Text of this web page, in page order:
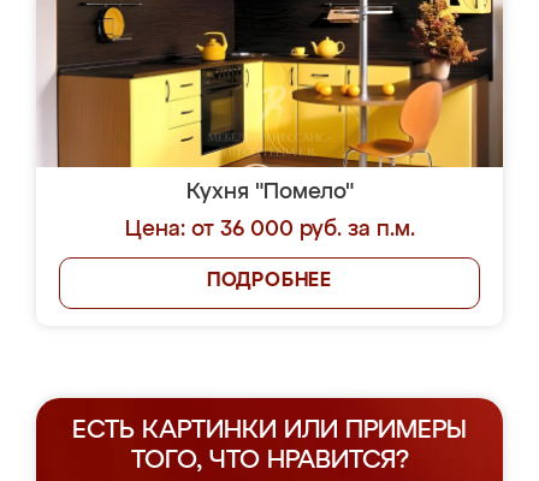
Кухня "Помело"
Цена: от 36 000 руб. за п.м.
ПОДРОБНЕЕ
ЕСТЬ КАРТИНКИ ИЛИ ПРИМЕРЫ
ТОГО, ЧТО НРАВИТСЯ?